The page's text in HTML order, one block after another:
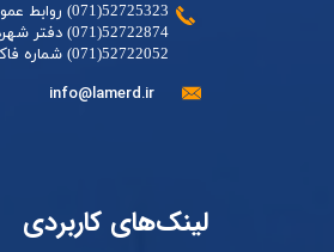
52725323(071) روابط عمومی
52722874(071) دفتر شهردار
52722052(071) شماره فاکس
info@lamerd.ir
لینک‌های کاربردی